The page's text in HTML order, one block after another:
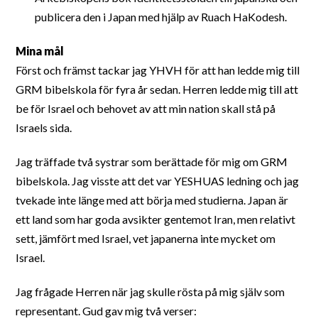
publicera den i Japan med hjälp av Ruach HaKodesh.
Mina mål
Först och främst tackar jag YHVH för att han ledde mig till
GRM bibelskola för fyra år sedan. Herren ledde mig till att
be för Israel och behovet av att min nation skall stå på
Israels sida.
Jag träffade två systrar som berättade för mig om GRM
bibelskola. Jag visste att det var YESHUAS ledning och jag
tvekade inte länge med att börja med studierna. Japan är
ett land som har goda avsikter gentemot Iran, men relativt
sett, jämfört med Israel, vet japanerna inte mycket om
Israel.
Jag frågade Herren när jag skulle rösta på mig själv som
representant. Gud gav mig två verser: